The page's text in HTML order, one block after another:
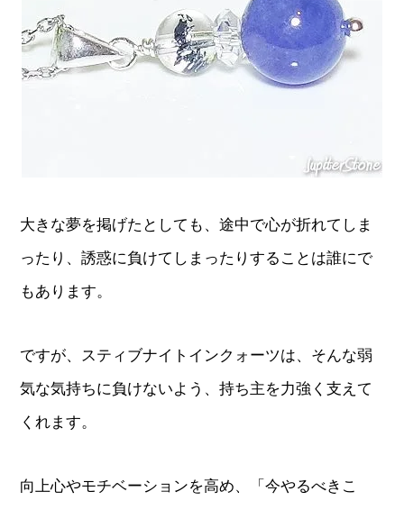
大きな夢を掲げたとしても、途中で心が折れてしま
ったり、誘惑に負けてしまったりすることは誰にで
もあります。
ですが、スティブナイトインクォーツは、そんな弱
気な気持ちに負けないよう、持ち主を力強く支えて
くれます。
向上心やモチベーションを高め、「今やるべきこ